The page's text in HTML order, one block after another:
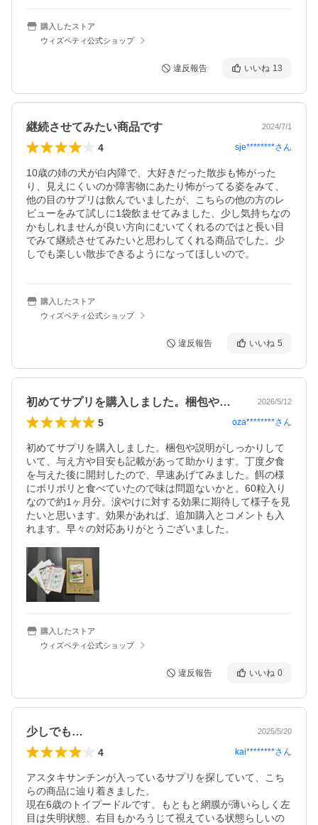
購入したストア
ウィズペティ公式ショップ
違反報告 いいね 13
継続させてみたい商品です 2024/7/1
4 sje********さん
10歳の姉の犬が白内障で、大好きだった散歩も怖がった
り、見えにくいのか障害物にあたり怖がってる姿をみて、
他の目のサプリは飲んでいましたが、こちらの他の方のレ
ビューをみて試しに1袋飲ませてみました、少し気持ちなの
かもしれませんが良い方向にむいてくれるのではと長い目
でみて継続させてみたいと思わしてくれる商品でした。少
しでも楽しい散歩できるようになってほしいので。
購入したストア
ウィズペティ公式ショップ
違反報告 いいね 5
初めてサプリを購入しました。梱包や説明… 2026/5/12
5 oza********さん
初めてサプリを購入しました。梱包や説明がしっかりして
いて、与え方や目安も記載があって助かります。丁度夕食
を与えた後に開封したので、早速あげてみました。餌の様
にボリボリと食べていたので味は問題ないかと。60粒入り
なので約1ヶ月分。涙やけに対する効果に期待して様子を見
たいと思います。効果があれば、追加購入とコメントも入
れます。早々の対応ありがとうございました。
購入したストア
ウィズペティ公式ショップ
違反報告 いいね 0
少しでも… 2025/5/20
4 kai********さん
アスタキサンチンが入っているサプリを探していて、こち
らの商品に辿り着きました。
現在6歳のトイプードルです。もともと網膜が薄いらしく左
目は失明状態、右目もかろうじて視えている状態らしいの